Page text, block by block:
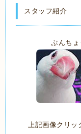
スタッフ紹介
ぶんち
上記画像クリッ